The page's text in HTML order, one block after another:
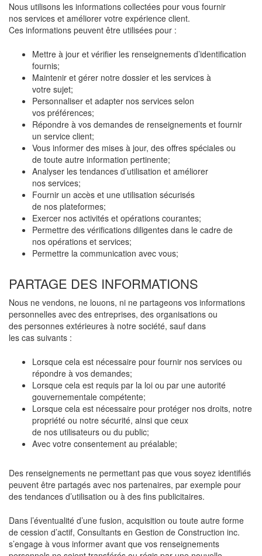
Nous utilisons les informations collectées pour vous fournir
nos services et améliorer votre expérience client.
Ces informations peuvent être utilisées pour :
Mettre à jour et vérifier les renseignements d’identification
fournis;
Maintenir et gérer notre dossier et les services à
votre sujet;
Personnaliser et adapter nos services selon
vos préférences;
Répondre à vos demandes de renseignements et fournir
un service client;
Vous informer des mises à jour, des offres spéciales ou
de toute autre information pertinente;
Analyser les tendances d’utilisation et améliorer
nos services;
Fournir un accès et une utilisation sécurisés
de nos plateformes;
Exercer nos activités et opérations courantes;
Permettre des vérifications diligentes dans le cadre de
nos opérations et services;
Permettre la communication avec vous;
PARTAGE DES INFORMATIONS
Nous ne vendons, ne louons, ni ne partageons vos informations
personnelles avec des entreprises, des organisations ou
des personnes extérieures à notre société, sauf dans
les cas suivants :
Lorsque cela est nécessaire pour fournir nos services ou
répondre à vos demandes;
Lorsque cela est requis par la loi ou par une autorité
gouvernementale compétente;
Lorsque cela est nécessaire pour protéger nos droits, notre
propriété ou notre sécurité, ainsi que ceux
de nos utilisateurs ou du public;
Avec votre consentement au préalable;
Des renseignements ne permettant pas que vous soyez identifiés
peuvent être partagés avec nos partenaires, par exemple pour
des tendances d’utilisation ou à des fins publicitaires.
Dans l’éventualité d’une fusion, acquisition ou toute autre forme
de cession d’actif, Consultants en Gestion de Construction inc.
s’engage à vous informer avant que vos renseignements